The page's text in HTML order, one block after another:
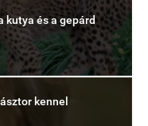
kutya és a gepárd
kennel